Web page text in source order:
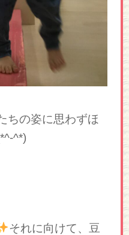
ちの姿に思わずほ
^*)
それに向けて、豆